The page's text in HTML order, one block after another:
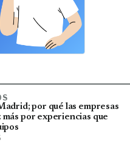
por qué las empresas
más por experiencias que